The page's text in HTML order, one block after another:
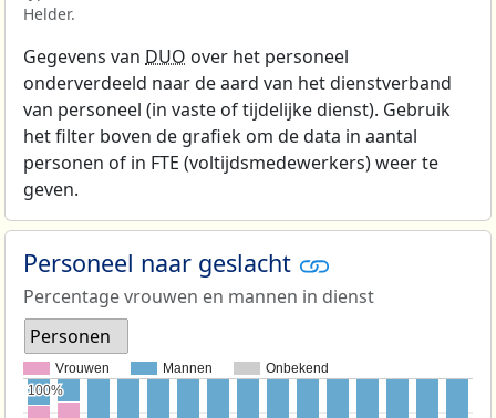
Helder.
Gegevens van DUO over het personeel
onderverdeeld naar de aard van het dienstverband
van personeel (in vaste of tijdelijke dienst). Gebruik
het filter boven de grafiek om de data in aantal
personen of in FTE (voltijdsmedewerkers) weer te
geven.
Personeel naar geslacht
Percentage vrouwen en mannen in dienst
Personen
Vrouwen Mannen Onbekend
100%
100%